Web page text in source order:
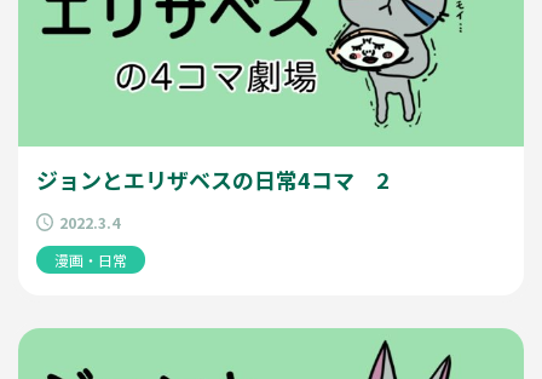
ジョンとエリザベスの日常4コマ 2
2022.3.4
漫画・日常